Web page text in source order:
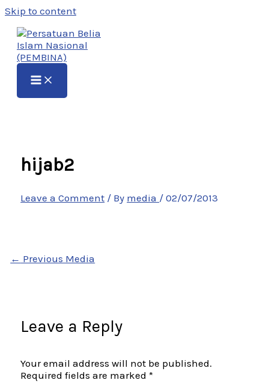
Skip to content
hijab2
Leave a Comment / By media /02/07/2013
← Previous Media
Leave a Reply
Your email address will not be published.
Required fields are marked*